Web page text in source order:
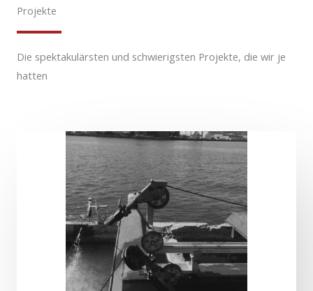
Projekte
Die spektakulärsten und schwierigsten Projekte, die wir je
hatten